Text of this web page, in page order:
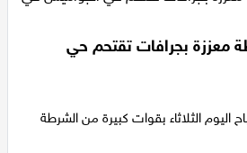
معززة بجرافات تقتحم حي
اليوم الثلاثاء بقوات كبيرة من الشرطة